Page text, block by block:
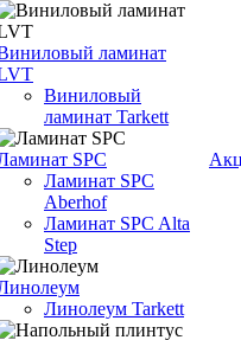
ламинат
Виниловый
ламинат Tarkett
SPC
Ламинат SPC
Aberhof
Ламинат SPC Alta
Step
Линолеум Tarkett